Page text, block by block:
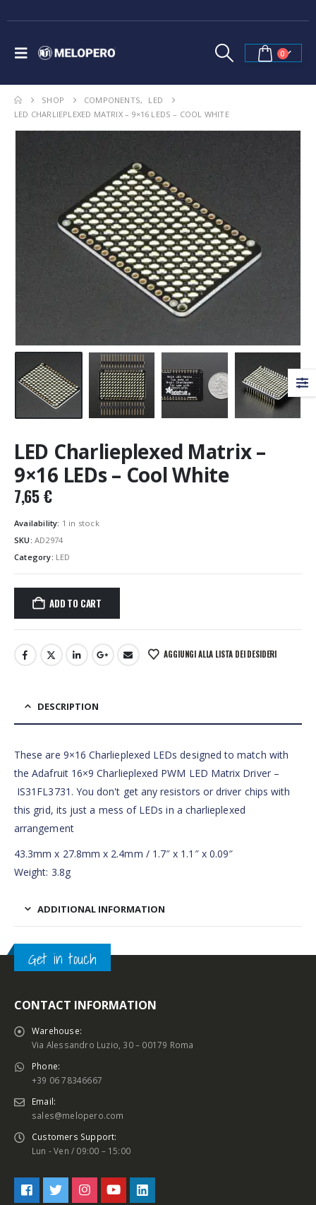
0
SHOP COMPONENTS,
LED
LED CHARLIEPLEXED MATRIX – 9×16 LEDS – COOL WHITE
LED Charlieplexed Matrix –
9×16 LEDs – Cool White
7,65€
Availability: 1 in stock
SKU: AD2974
Category: LED
ADD TO CART
AGGIUNGI ALLA LISTA DEI DESIDERI
DESCRIPTION
These are 9×16 Charlieplexed LEDs designed to match with
the Adafruit 16×9 Charlieplexed PWM LED Matrix Driver –
IS31FL3731. You don't get any resistors or driver chips with
this grid, its just a mess of LEDs in a charlieplexed
arrangement
43.3mm x 27.8mm x 2.4mm / 1.7″ x 1.1″ x 0.09″
Weight: 3.8g
ADDITIONAL INFORMATION
Get in touch
CONTACT INFORMATION
Warehouse:
Via Alessandro Luzio, 30 – 00179 Roma
Phone:
+39 06 78346667
Email:
sales@melopero.com
Customers Support:
Lun - Ven / 09:00 – 15:00